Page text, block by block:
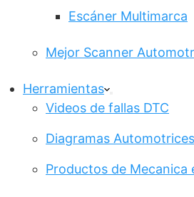
Escáner Multimarca
Mejor Scanner
Herramientas
Videos de fallas DTC
Diagramas Automotrices
Productos de Mecanica